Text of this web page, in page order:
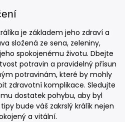
je základem jeho zdraví a
složená ze sena, zeleniny,
spokojenému životu. Dbejte
potravin a pravidelný přísun
potravinám, které by mohly
zdravotní komplikace. Sledujte
dostatek pohybu, aby byl
bude váš zakrslý králík nejen
a vitální.